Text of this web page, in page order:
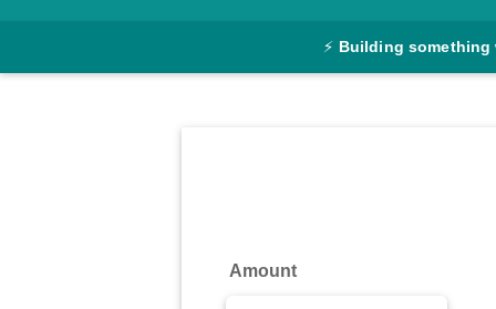
Converter
⚡ Building something
Amount